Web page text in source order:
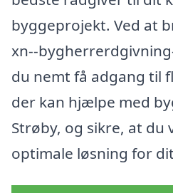
byggeprojekt. Ved at
xn--
du nemt få adgang til
der kan hjælpe med
Strøby, og sikre, at
optimale løsning for